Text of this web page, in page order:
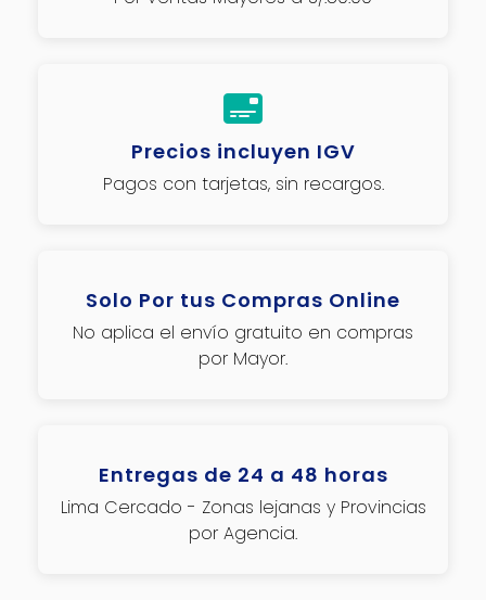
Precios incluyen IGV
Pagos con tarjetas, sin recargos.
Solo Por tus Compras Online
No aplica el envío gratuito en compras
por Mayor.
Entregas de 24 a 48 horas
Lima Cercado - Zonas lejanas y Provincias
por Agencia.